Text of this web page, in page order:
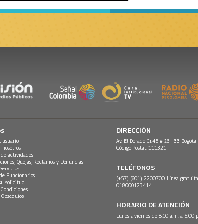
usuario
nosotros
actividades
Quejas, Reclamos y Denuncias
Funcionarios
solicitud
DIRECCIÓN
Av. El Dorado Cr.45 # 26 - 33 Bogotá
Código Postal: 111321
TELÉFONOS
(+57) (601) 2200700. Línea
018000123414
HORARIO DE ATENCIÓN
Lunes a viernes de 8:00 a.m. a 5:00